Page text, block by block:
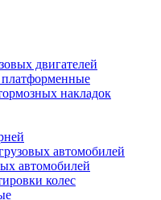
двигателей
накладок
автомобилей
автомобилей
колес